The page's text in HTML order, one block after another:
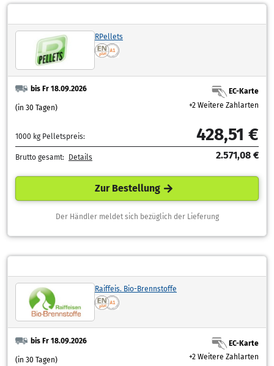
RPellets
bis Fr 18.09.2026
(in 30 Tagen)
EC-Karte
+2 Weitere Zahlarten
1000 kg Pelletspreis: 428,51 €
Brutto gesamt: Details 2.571,08 €
Zur Bestellung
Der Händler meldet sich bezüglich der Lieferung
Raiffeis. Bio-Brennstoffe
bis Fr 18.09.2026
(in 30 Tagen)
EC-Karte
+2 Weitere Zahlarten